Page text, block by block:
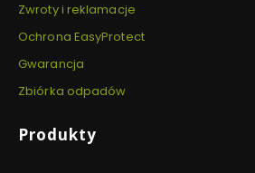
Zwroty i reklamacje
Ochrona EasyProtect
Gwarancja
Zbiórka odpadów
Produkty